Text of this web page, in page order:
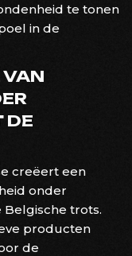
te tonen
in de
VAN
DE
creëert een
onder
trots.
producten
de